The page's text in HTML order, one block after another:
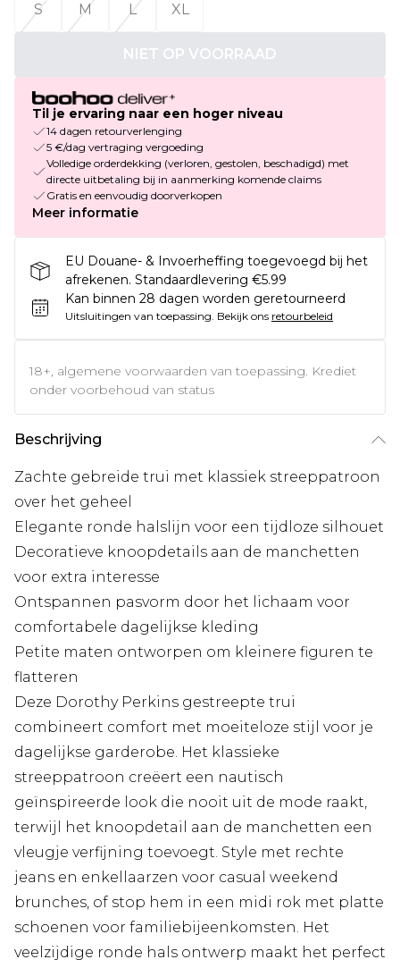
S
M L XL
NIET OP VOORRAAD
Til je ervaring naar een hoger niveau
14 dagen retourverlenging
5 €/dag vertraging vergoeding
Volledige orderdekking (verloren, gestolen, beschadigd) met
directe uitbetaling bij in aanmerking komende claims
Gratis en eenvoudig doorverkopen
Meer informatie
EU Douane- & Invoerheffing toegevoegd bij het
afrekenen. Standaardlevering €5.99
Kan binnen 28 dagen worden geretourneerd
Uitsluitingen van toepassing. Bekijk ons retourbeleid
18+, algemene voorwaarden van toepassing. Krediet
onder voorbehoud van status
Beschrijving
Zachte gebreide trui met klassiek streeppatroon
over het geheel
Elegante ronde halslijn voor een tijdloze silhouet
Decoratieve knoopdetails aan de manchetten
voor extra interesse
Ontspannen pasvorm door het lichaam voor
comfortabele dagelijkse kleding
Petite maten ontworpen om kleinere figuren te
flatteren
Deze Dorothy Perkins gestreepte trui
combineert comfort met moeiteloze stijl voor je
dagelijkse garderobe. Het klassieke
streeppatroon creëert een nautisch
geïnspireerde look die nooit uit de mode raakt,
terwijl het knoopdetail aan de manchetten een
vleugje verfijning toevoegt. Style met rechte
jeans en enkellaarzen voor casual weekend
brunches, of stop hem in een midi rok met platte
schoenen voor familiebijeenkomsten. Het
veelzijdige ronde hals ontwerp maakt het perfect